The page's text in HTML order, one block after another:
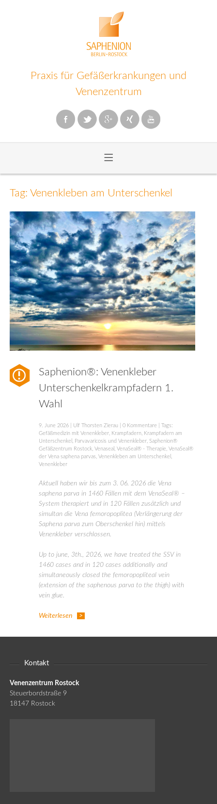
Praxis für Gefäßerkrankungen und
Venenzentrum
≡
Inhalt
Tag: Venenkleben am Unterschenkel
Saphenion®: Venenkleber
Unterschenkelkrampfadern 1.
Wahl
9. June 2026 Ulf Thorsten Zierau 0 Kommentare | Tags:
Gefäßmedizin mit Venenkleber, Krampfadern, Krampfadern am
Unterschenkel , Parvavaricosis und Venenkleber, Saphenion®
Gefäßzentrum Rostock, Venaseal , VenaSeal® - Therapie, VenaSeal®
der Vena saphena parvas, Venenkleben am Unterschenkel ,
Venenkleber
Aktuell haben wir bis zum 3. 06. 2026 die Vena
saphena parva in 1460 Fällen mit dem VenaSeal® –
System therapiert und in 120 Fällen zusätzlich und
simultan die Vena femoropoplitea (Verlängerung der
Saphena parva zum Oberschenkel hin) mittels
Venenkleber verschlossen.
Up to june, 3th., 2026, we have treated the SSV in
1460 cases and in 120 cases additionally and
simultaneously closed the femoropopliteal vein
(extension of the saphenous parva to the thigh) with
vein glue.
Weiterlesen
Kontakt
Venenzentrum Rostock
Steuerbordstraße 9
18147 Rostock